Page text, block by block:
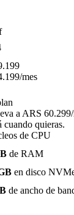
/mes
a ARS
cuando quieras.
de CPU
de RAM
en disco
de ancho de